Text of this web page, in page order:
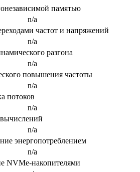
памятью
n/a
частот и напряжений
n/a
разгона
n/a
повышения частоты
n/a
потоков
n/a
n/a
энергопотреблением
n/a
NVMe-накопителями